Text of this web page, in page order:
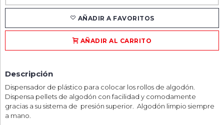
AÑADIR A FAVORITOS
AÑADIR AL CARRITO
Descripción
Dispensador de plástico para colocar los rollos de algodón.
Dispensa pellets de algodón con facilidad y comodamente
gracias a su sistema de presión superior. Algodón limpio siempre
a mano.